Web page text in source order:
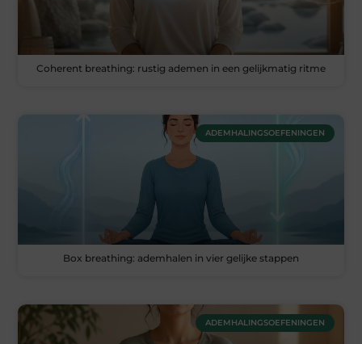
Coherent breathing: rustig ademen in een gelijkmatig ritme
ADEMHALINGSOEFENINGEN
Box breathing: ademhalen in vier gelijke stappen
ADEMHALINGSOEFENINGEN